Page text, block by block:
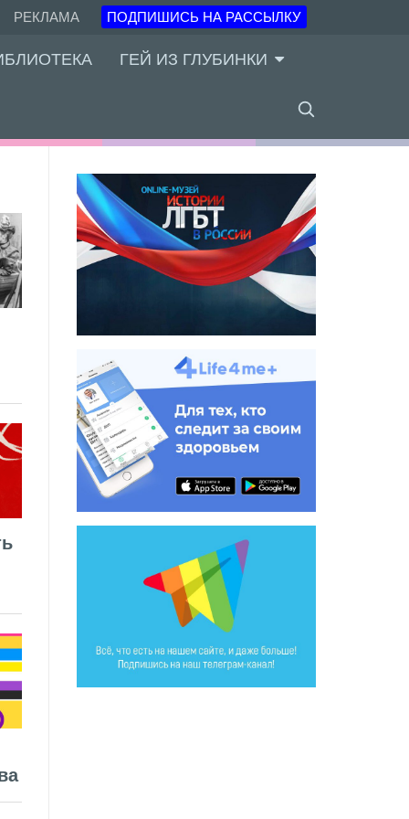
РЕКЛАМА ПОДПИШИСЬ НА РАССЫЛКУ
ГЕЙ ИЗ ГЛУБИНКИ